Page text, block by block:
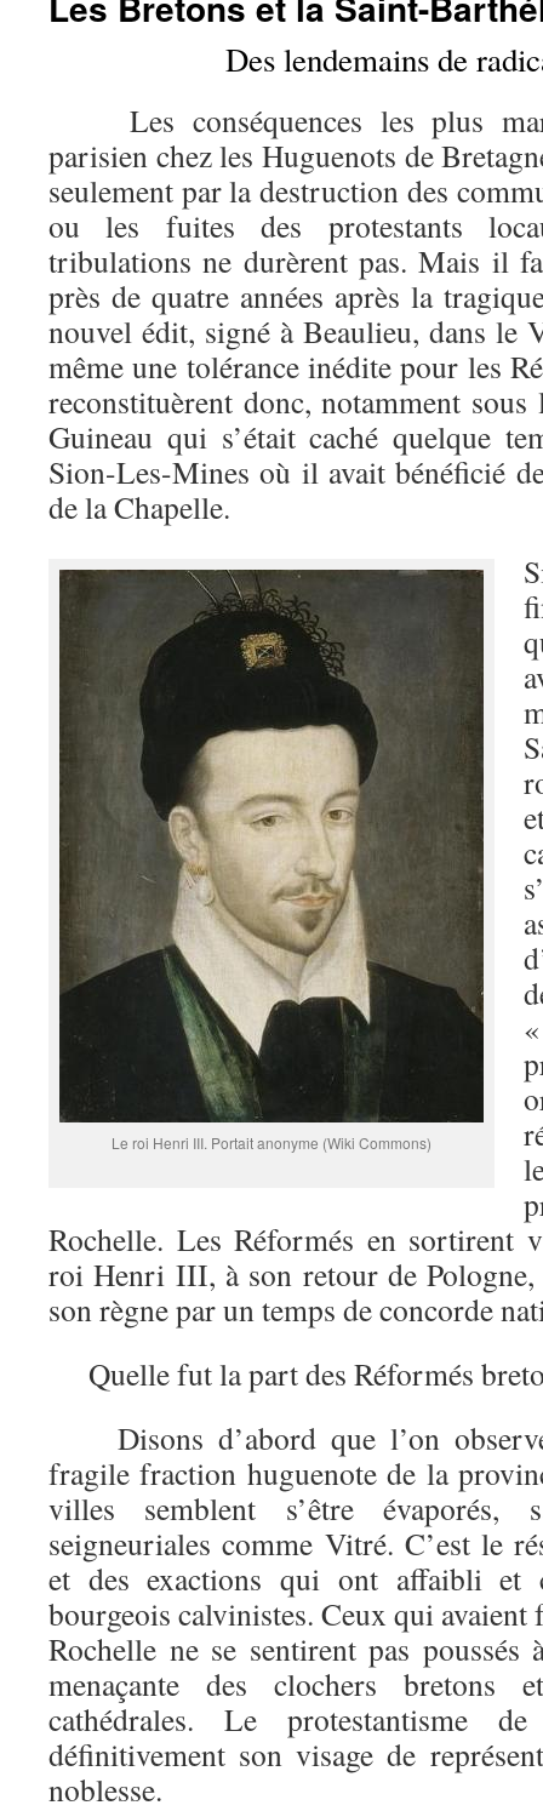
Des lendemains de
Les conséquences les plus
parisien chez les Huguenots de
seulement par la destruction des
ou les fuites des protestants
tribulations ne durèrent pas. Mais il
près de quatre années après la
nouvel édit, signé à Beaulieu, dans le
même une tolérance inédite pour les
reconstituèrent donc, notamment
Guineau qui s’était caché quelque
Sion-Les-Mines où il avait bénéficié
de la Chapelle.
Le roi Henri III. Portait anonyme (Wiki Commons)
Rochelle. Les Réformés en sortirent
roi Henri III, à son retour de
son règne par un temps de concorde
Quelle fut la part des Réformés
Disons d’abord que l’on
fragile fraction huguenote de la
villes semblent s’être évaporés,
seigneuriales comme Vitré. C’est le
et des exactions qui ont affaibli et
bourgeois calvinistes. Ceux qui avaient
Rochelle ne se sentirent pas poussés
menaçante des clochers bretons
cathédrales. Le protestantisme
définitivement son visage de
noblesse.